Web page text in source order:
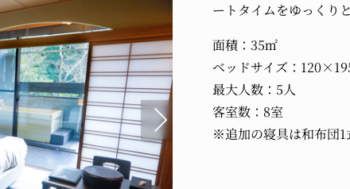
ートタイムをゆっくり
面積：35㎡
ベッドサイズ：
最大人数：5人
客室数：8室
※追加の寝具は和布団1